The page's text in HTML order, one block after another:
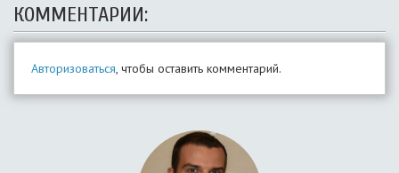
КОММЕНТАРИИ:
Авторизоваться, чтобы оставить комментарий.